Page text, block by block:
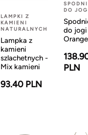
LAMPKI Z
KAMIENI
NATURALNYCH
Lampka z
kamieni
szlachetnych -
Mix kamieni
93.40 PLN
DO
do
Orange
PLN